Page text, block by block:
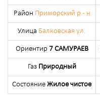
Район Приморский р.- н
Улица Балковская ул.
Ориентир 7 САМУРАЕВ
Газ Природный
Состояние Жилое чистое